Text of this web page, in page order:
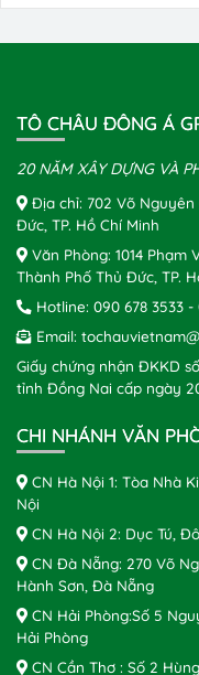
TÔ CHÂU ĐÔNG Á
20 NĂM XÂY DỰNG VÀ
Địa chỉ: 702 Võ Nguyên
Đức, TP. Hồ Chí Minh
Văn Phòng: 1014 Phạm
Thành Phố Thủ Đức, TP.
Hotline: 090 678 3533 -
Email:
Giấy chứng nhận ĐKKD
tỉnh Đồng Nai cấp ngày
CHI NHÁNH VĂN
CN Hà Nội 1: Tòa Nhà
Nội
CN Hà Nội 2: Dục Tú,
CN Đà Nẵng: 270 Võ
Hành Sơn, Đà Nẵng
CN Hải Phòng:Số 5
Hải Phòng
CN Cần Thơ : Số 2